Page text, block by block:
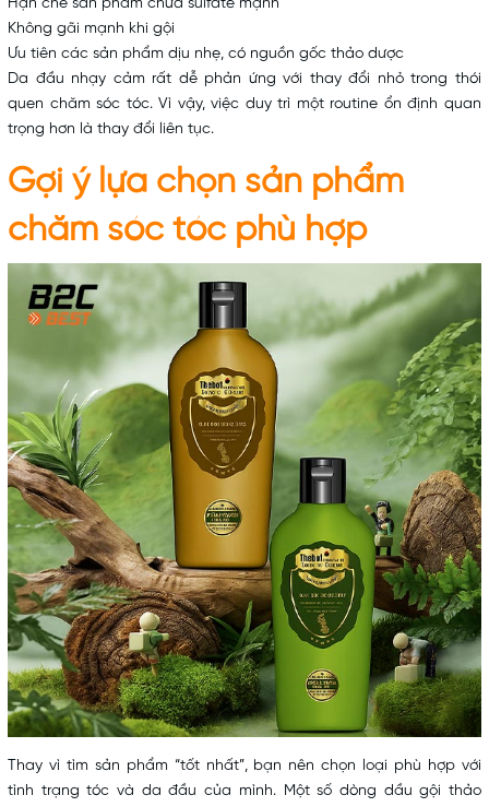
Hạn chế sản phẩm chứa sulfate mạnh
Không gãi mạnh khi gội
Ưu tiên các sản phẩm dịu nhẹ, có nguồn gốc thảo dược
Da đầu nhạy cảm rất dễ phản ứng với thay đổi nhỏ trong thói
quen chăm sóc tóc. Vì vậy, việc duy trì một routine ổn định quan
trọng hơn là thay đổi liên tục.
Gợi ý lựa chọn sản phẩm
chăm sóc tóc phù hợp
Thay vì tìm sản phẩm “tốt nhất”, bạn nên chọn loại phù hợp với
tình trạng tóc và da đầu của mình. Một số dòng dầu gội thảo